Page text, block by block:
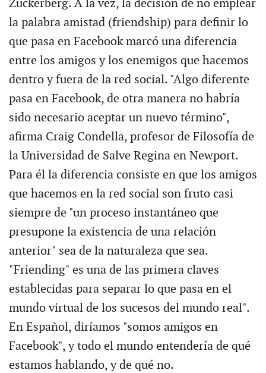
Zuckerberg. A la vez, la decisión de no emplear
la palabra amistad (friendship) para definir lo
que pasa en Facebook marcó una diferencia
entre los amigos y los enemigos que hacemos
dentro y fuera de la red social. "Algo diferente
pasa en Facebook, de otra manera no habría
sido necesario aceptar un nuevo término",
afirma Craig Condella, profesor de Filosofía de
la Universidad de Salve Regina en Newport.
Para él la diferencia consiste en que los amigos
que hacemos en la red social son fruto casi
siempre de "un proceso instantáneo que
presupone la existencia de una relación
anterior" sea de la naturaleza que sea.
"Friending" es una de las primera claves
establecidas para separar lo que pasa en el
mundo virtual de los sucesos del mundo real".
En Español, diríamos "somos amigos en
Facebook", y todo el mundo entendería de qué
estamos hablando, y de qué no.